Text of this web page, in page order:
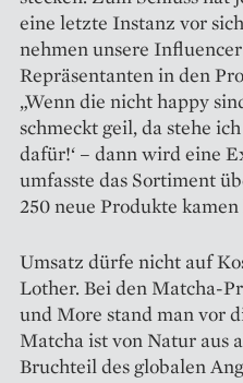
eine letzte Instanz vor
nehmen unsere
Repräsentanten in den
„Wenn die nicht happy
schmeckt geil, da stehe
dafür!‘ – dann wird eine
umfasste das Sortiment
250 neue Produkte
Umsatz dürfe nicht auf
Lother. Bei den Matcha-
und More stand man vor
Matcha ist von Natur aus
Bruchteil des globalen